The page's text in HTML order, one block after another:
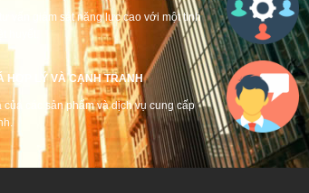
vấn giám sát năng lực cao với một tinh
huyết.
HỢP LÝ VÀ CẠNH TRANH
của các sản phẩm và dịch vụ cung cấp